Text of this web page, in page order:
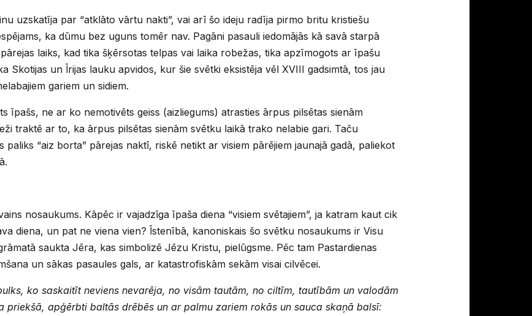
uzskatīja par “atklāto vārtu nakti”, vai arī šo ideju radīja pirmo britu kristiešu
ka dūmu bez uguns tomēr nav. Pagāni pasauli iedomājās kā savā starpā
laiks, kad tika šķērsotas telpas vai laika robežas, tika apzīmogots ar īpašu
Skotijas un Īrijas lauku apvidos, kur šie svētki eksistēja vēl XVIII gadsimtā, tos jau
gariem un sidiem.
īpašs, ne ar ko nemotivēts geiss (aizliegums) atrasties ārpus pilsētas sienām
traktē ar to, ka ārpus pilsētas sienām svētku laikā trako nelabie gari. Taču
paliks “aiz borta” pārejas naktī, riskē netikt ar visiem pārējiem jaunajā gadā, paliekot
nosaukums. Kāpēc ir vajadzīga īpaša diena “visiem svētajiem”, ja katram kaut cik
diena, un pat ne viena vien? Īstenībā, kanoniskais šo svētku nosaukums ir Visu
saukta Jēra, kas simbolizē Jēzu Kristu, pielūgsme. Pēc tam Pastardienas
un sākas pasaules gals, ar katastrofiskām sekām visai cilvēcei.
ko saskaitīt neviens nevarēja, no visām tautām, no ciltīm, tautībām un valodām
priekšā, apģērbti baltās drēbēs un ar palmu zariem rokās un sauca skaņā balsī: